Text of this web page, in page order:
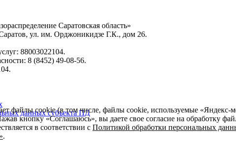
Саратовская область»
ул. им. Орджоникидзе Г.К., дом 26.
88003022104.
8 (8452) 49-08-56.
данных субъекта ПД
файлы cookie (в том числе, файлы cookie, используемые «Яндекс-
кнопку «Соглашаюсь», вы даете свое согласие на обработку
в соответствии с Политикой обработки персональных
.